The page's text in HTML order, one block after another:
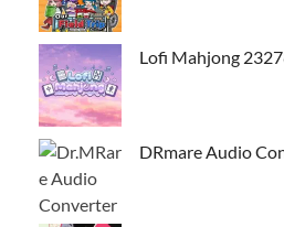
Lofi Mahjong
DRmare Audio